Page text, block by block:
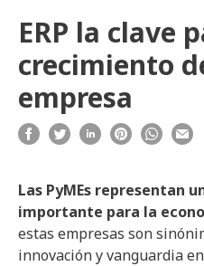
ERP la clave
crecimiento
empresa
Las PyMEs representan
importante para la
estas empresas son
innovación y vanguardia